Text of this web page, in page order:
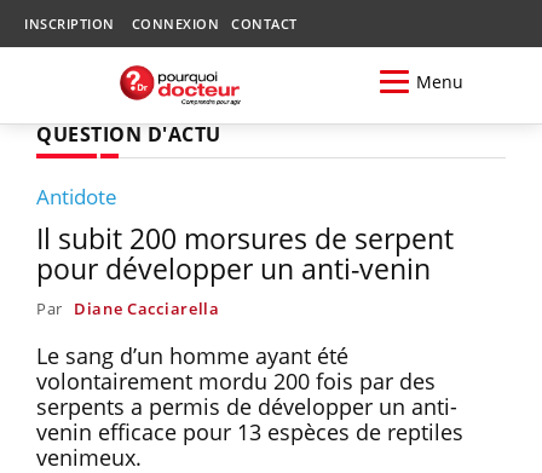
INSCRIPTION CONNEXION CONTACT
Menu
QUESTION D'ACTU
Antidote
Il subit 200 morsures de serpent
pour développer un anti-venin
Par Diane Cacciarella
Le sang d’un homme ayant été
volontairement mordu 200 fois par des
serpents a permis de développer un anti-
venin efficace pour 13 espèces de reptiles
venimeux.